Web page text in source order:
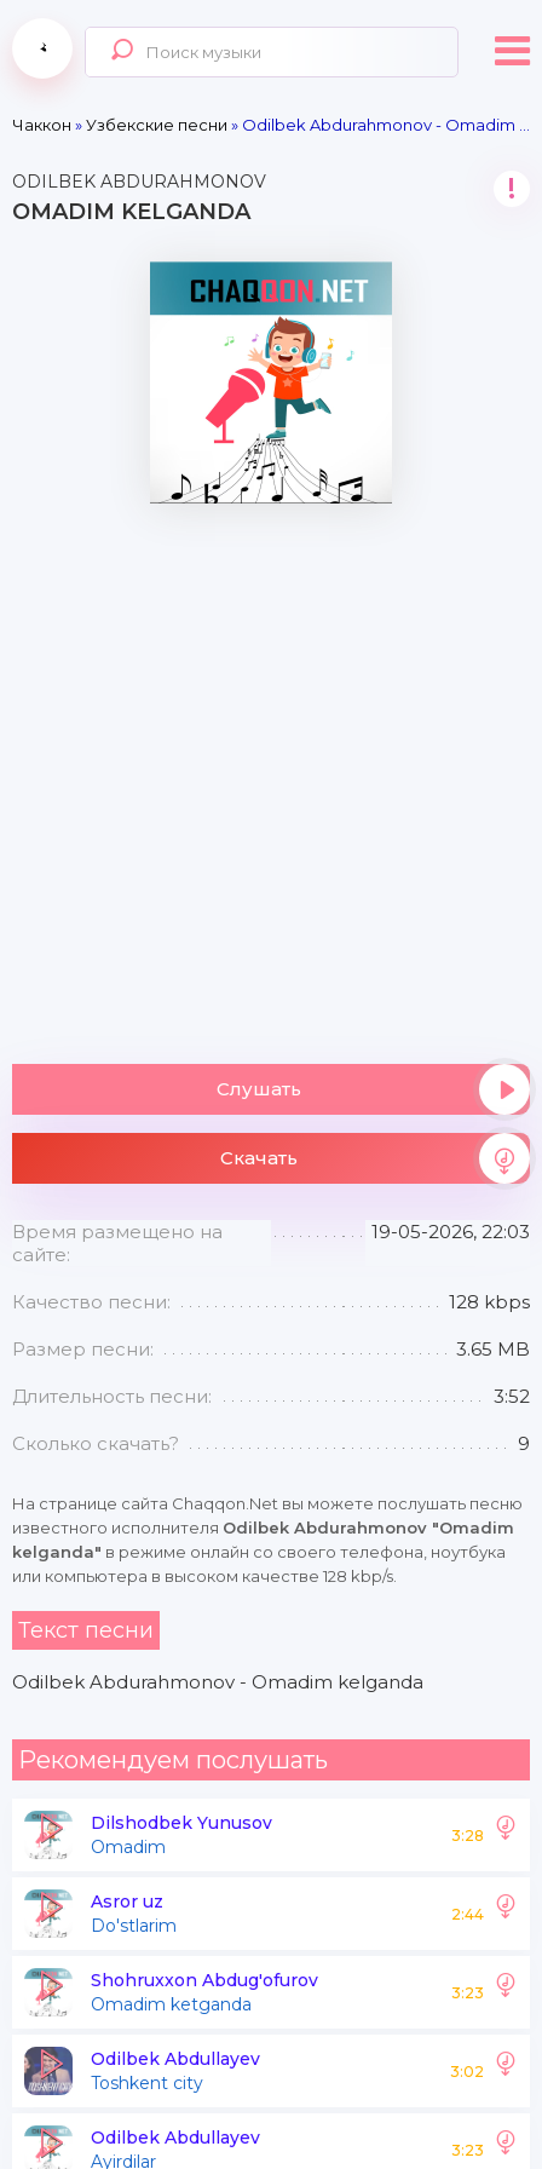
Чаккон »Узбекские песни » Odilbek Abdurahmonov - Omadim kelganda
ODILBEK ABDURAHMONOV
OMADIM KELGANDA
!
Слушать
Скачать
Время размещено на
сайте:
19-05-2026, 22:03
Качество песни: 128 kbps
Размер песни: 3.65 MB
Длительность песни: 3:52
Сколько скачать? 9
На странице сайта Chaqqon.Net вы можете послушать песню
известного исполнителя Odilbek Abdurahmonov "Omadim
kelganda" в режиме онлайн со своего телефона, ноутбука
или компьютера в высоком качестве 128 kbp/s.
Текст песни
Odilbek Abdurahmonov - Omadim kelganda
Рекомендуем послушать
Dilshodbek Yunusov
Omadim
3:28
Asror uz
Do'stlarim
2:44
Shohruxxon Abdug'ofurov
Omadim ketganda
3:23
Odilbek Abdullayev
Toshkent city
3:02
Odilbek Abdullayev
Ayirdilar
3:23